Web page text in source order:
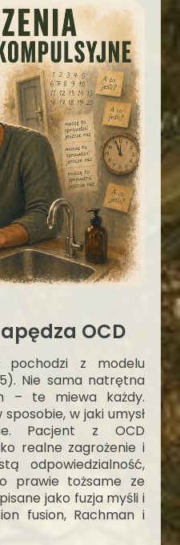
OCD
pochodzi z modelu
Nie sama natrętna
– te miewa każdy.
w jaki umysł
Pacjent z OCD
realne zagrożenie i
odpowiedzialność,
prawie tożsame ze
jako fuzja myśli i
fusion, Rachman i